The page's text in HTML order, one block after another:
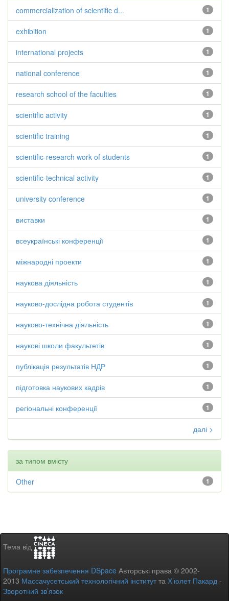
1
commercialization of scientific d...
1
exhibition
1
international projects
1
national conference
1
research school of the faculties
1
scientific activity
1
scientific training
1
scientific-research work of students
1
scientific-technical activity
1
university conference
1
виставки
1
всеукраїнські конференції
1
міжнародні проекти
1
наукова діяльність
1
науково-дослідна робота студентів
1
науково-технічна діяльність
1
наукові школи факультетів
1
публікація результатів НДР
1
підготовка наукових кадрів
1
регіональні конференції
далі >
за типом вмісту
1
Other
Тема від
Програмне забезпечення DSpace Авторські права © 2002-
2013 Массачусетський технологічний інститутта Х’юлет Пакард -
Зворотний зв’язок